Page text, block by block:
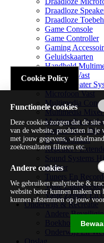
Draadloze
Draadloze
Game Console
Game Controller
Gaming
Geluidskaarten
Handheld
Headsets Vast
Home Theater
Microfoon Vast
Multimedia
Multimedia Mixer
Multimedia
Optical Disk
Pc Videokaart
Repeater /
Sound Systems
Splitter
Tuners En
Vaste
Vaste Zender En
Onderwijs & Recreatie
Andere
Boekhouding /
Onderwijs En
Cookie Policy
Functionele cookies
Deze cookies zorgen dat de
van de website, producten in je
met jouw gegevens,
zoekresultaten filteren etc.
Andere cookies
We gebruiken analytische &
website beter kunnen maken en
kunnen afstemmen op jouw